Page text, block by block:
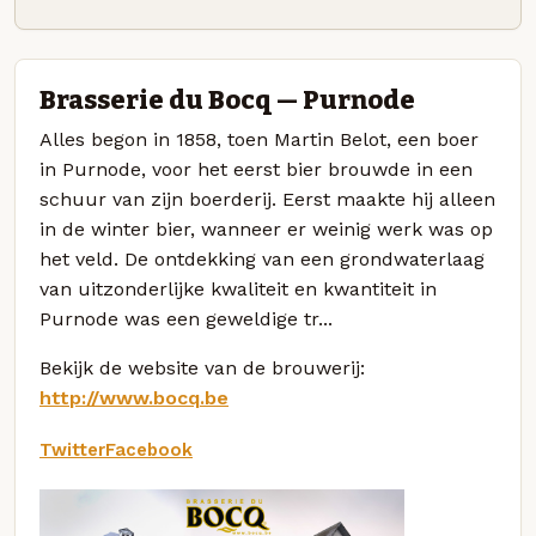
Brasserie du Bocq — Purnode
Alles begon in 1858, toen Martin Belot, een boer
in Purnode, voor het eerst bier brouwde in een
schuur van zijn boerderij. Eerst maakte hij alleen
in de winter bier, wanneer er weinig werk was op
het veld. De ontdekking van een grondwaterlaag
van uitzonderlijke kwaliteit en kwantiteit in
Purnode was een geweldige tr...
Bekijk de website van de brouwerij:
http://www.bocq.be
TwitterFacebook